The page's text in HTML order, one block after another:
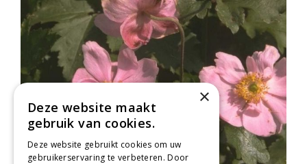
×
Deze website maakt
gebruik van cookies.
Deze website gebruikt cookies om uw
gebruikerservaring te verbeteren. Door